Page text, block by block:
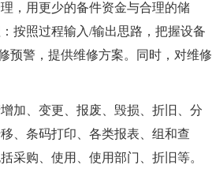
，用更少的备件资金与合理的储
按照过程输入/输出思路，把握设备
预警，提供维修方案。同时，对维修
加、变更、报废、毁损、折旧、分
、条码打印、各类报表、组和查
采购、使用、使用部门、折旧等。